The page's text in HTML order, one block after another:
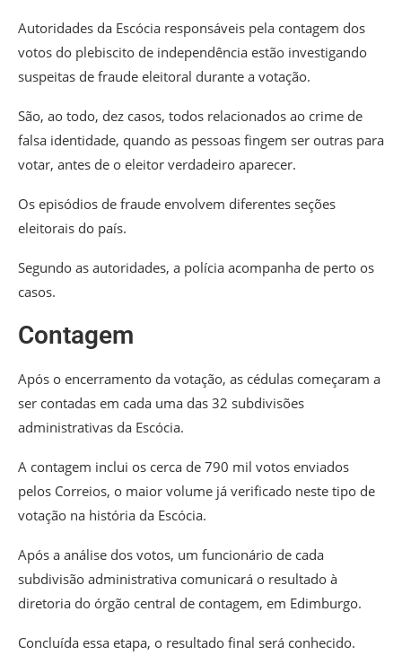
Autoridades da Escócia responsáveis pela contagem dos
votos do plebiscito de independência estão investigando
suspeitas de fraude eleitoral durante a votação.
São, ao todo, dez casos, todos relacionados ao crime de
falsa identidade, quando as pessoas fingem ser outras para
votar, antes de o eleitor verdadeiro aparecer.
Os episódios de fraude envolvem diferentes seções
eleitorais do país.
Segundo as autoridades, a polícia acompanha de perto os
casos.
Contagem
Após o encerramento da votação, as cédulas começaram a
ser contadas em cada uma das 32 subdivisões
administrativas da Escócia.
A contagem inclui os cerca de 790 mil votos enviados
pelos Correios, o maior volume já verificado neste tipo de
votação na história da Escócia.
Após a análise dos votos, um funcionário de cada
subdivisão administrativa comunicará o resultado à
diretoria do órgão central de contagem, em Edimburgo.
Concluída essa etapa, o resultado final será conhecido.